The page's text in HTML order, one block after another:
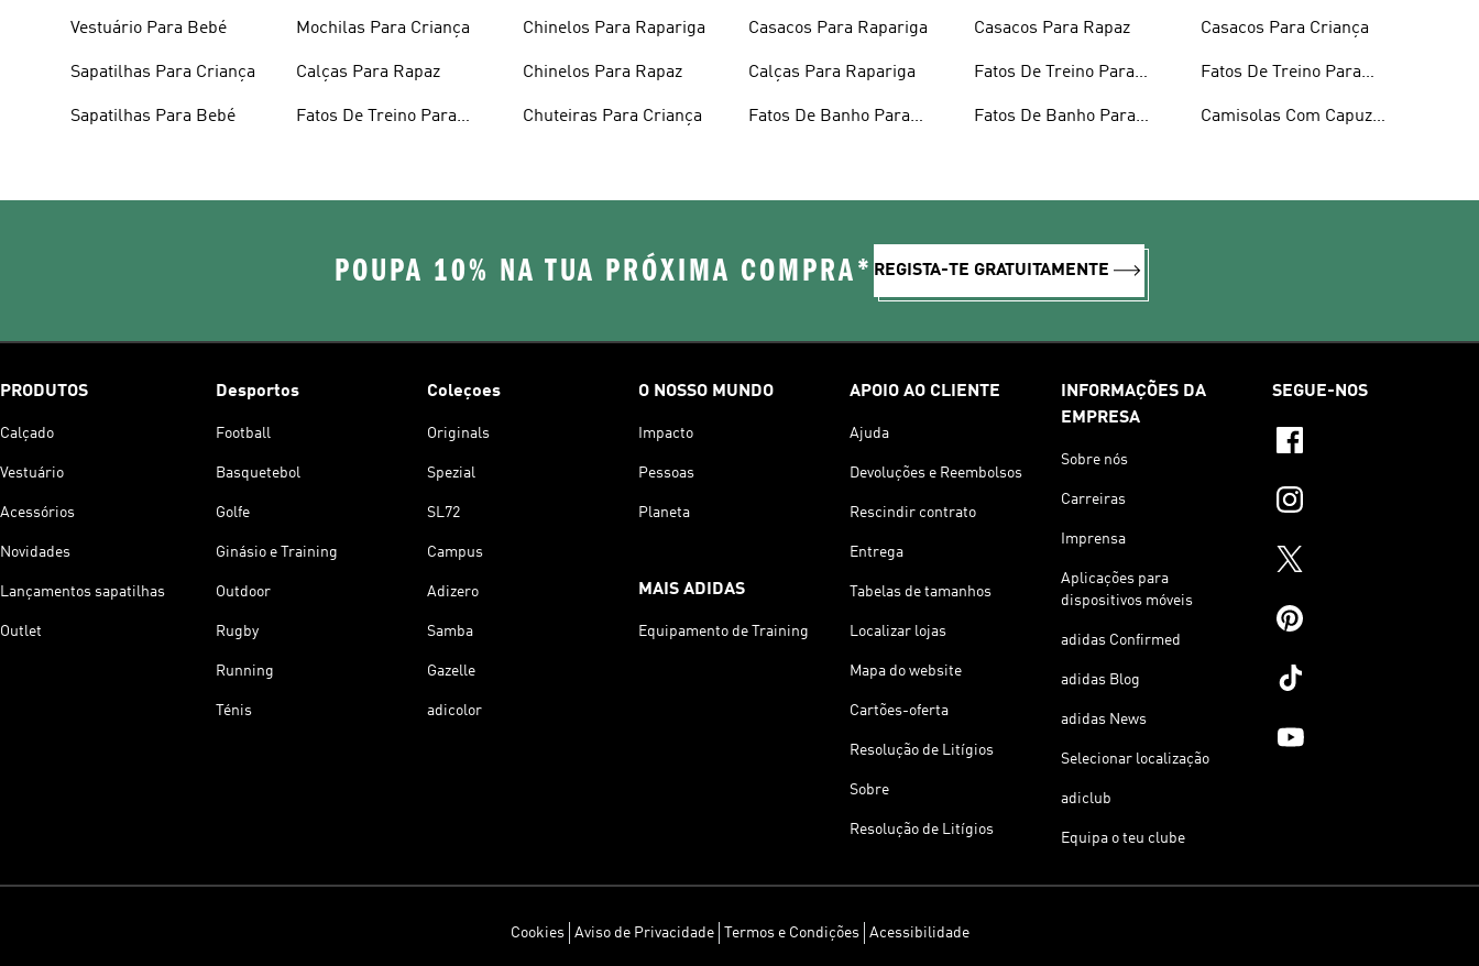
Vestuário Para Bebé
Sapatilhas Para Criança
Sapatilhas Para Bebé
Mochilas Para Criança
Calças Para Rapaz
Fatos De Treino Para
Chinelos Para Rapariga
Chinelos Para Rapaz
Chuteiras Para Criança
Casacos Para Rapariga
Calças Para Rapariga
Fatos De Banho Para
Casacos Para Rapaz
Fatos De Treino Para
Fatos De Banho Para
Casacos Para Criança
Fatos De Treino Para
Camisolas Com Capuz
POUPA 10% NA TUA PRÓXIMA COMPRA* REGISTA-TE GRATUITAMENTE
PRODUTOS
Calçado
Vestuário
Acessórios
Novidades
Lançamentos sapatilhas
Outlet
Desportos
Football
Basquetebol
Golfe
Ginásio e Training
Outdoor
Rugby
Running
Ténis
Coleçoes
Originals
Spezial
SL72
Campus
Adizero
Samba
Gazelle
adicolor
O NOSSO MUNDO
Impacto
Pessoas
Planeta
MAIS ADIDAS
Equipamento de Training
APOIO AO CLIENTE
Ajuda
Devoluções e Reembolsos
Rescindir contrato
Entrega
Tabelas de tamanhos
Localizar lojas
Mapa do website
Cartões-oferta
Resolução de Litígios
Sobre
Resolução de Litígios
INFORMAÇÕES DA
EMPRESA
Sobre nós
Carreiras
Imprensa
Aplicações para
dispositivos móveis
adidas Confirmed
adidas Blog
adidas News
Selecionar localização
adiclub
Equipa o teu clube
SEGUE-NOS
Cookies Aviso de Privacidade Termos e Condições Acessibilidade